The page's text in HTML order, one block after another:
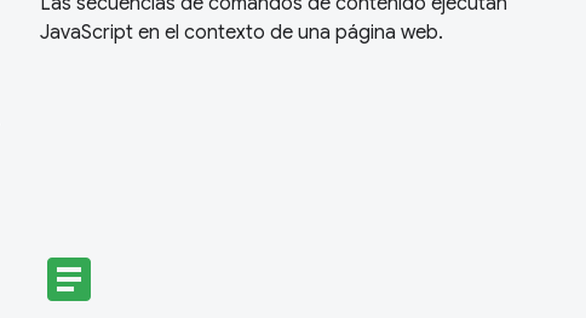
JavaScript en el contexto de una página web.
article